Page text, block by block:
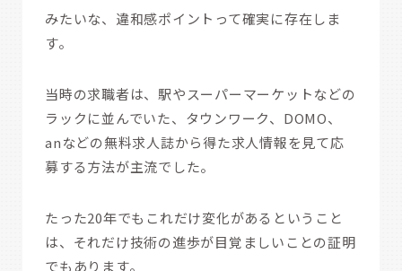
みたいな、違和感ポイントって確実に存在しま
す。
当時の求職者は、駅やスーパーマーケットなどの
ラックに並んでいた、タウンワーク、DOMO、
anなどの無料求人誌から得た求人情報を見て応
募する方法が主流でした。
たった20年でもこれだけ変化があるということ
は、それだけ技術の進歩が目覚ましいことの証明
でもあります。